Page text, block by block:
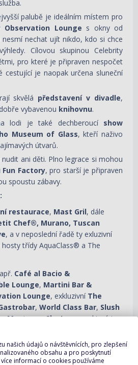
palubě je ideálním místem pro
Observation Lounge s okny od
nechat ujít nikdo, kdo si chce
Cílovou skupinou Celebrity
pro které je připraven nespočet
cestující je naopak určena sluneční
skvělá představení v divadle,
vybavenou knihovnu.
lodi je také dechberoucí show
Museum of Glass, kteří naživo
útvarů.
ani děti. Plno legrace si mohou
Factory, pro starší je připraven
spoustu zábavy.
:
restaurace, Mast Gril, dále
Chef®, Murano, Tuscan
, a v neposlední řadě ty exluzivní
třídy AquaClass® a The
Café al Bacio &
Lounge, Martini Bar &
Lounge, exkluzivní The
, World Class Bar, Slush
MastersaSky Lounge, který je
a v noci prostor ožije živou
předním místem živých vystoupení,
našich údajů o návštěvnících, pro zlepšení
obsahu a pro poskytnutí
informací o cookies používáme